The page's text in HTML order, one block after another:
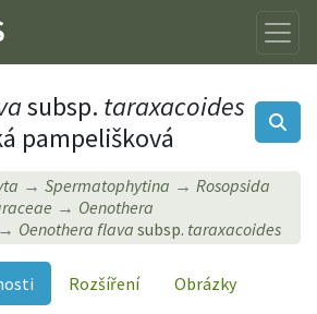
subsp. taraxacoides
pampelišková
Spermatophytina
Rosopsida
Oenothera
Oenothera flavasubsp. taraxacoides
Rozšíření
Obrázky